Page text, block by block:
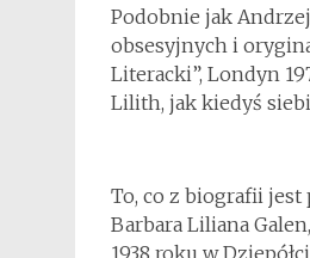
Podobnie jak
obsesyjnych i
Literacki”, Londyn
Lilith, jak kiedyś
To, co z biografii jest
Barbara Liliana
1938 roku w